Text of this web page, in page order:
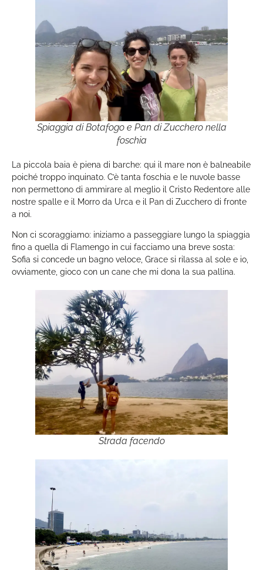
Spiaggia di Botafogo e Pan di Zucchero nella
foschia
La piccola baia è piena di barche: qui il mare non è balneabile
poiché troppo inquinato. C’è tanta foschia e le nuvole basse
non permettono di ammirare al meglio il Cristo Redentore alle
nostre spalle e il Morro da Urca e il Pan di Zucchero di fronte
a noi.
Non ci scoraggiamo: iniziamo a passeggiare lungo la spiaggia
fino a quella di Flamengo in cui facciamo una breve sosta:
Sofia si concede un bagno veloce, Grace si rilassa al sole e io,
ovviamente, gioco con un cane che mi dona la sua pallina.
Strada facendo